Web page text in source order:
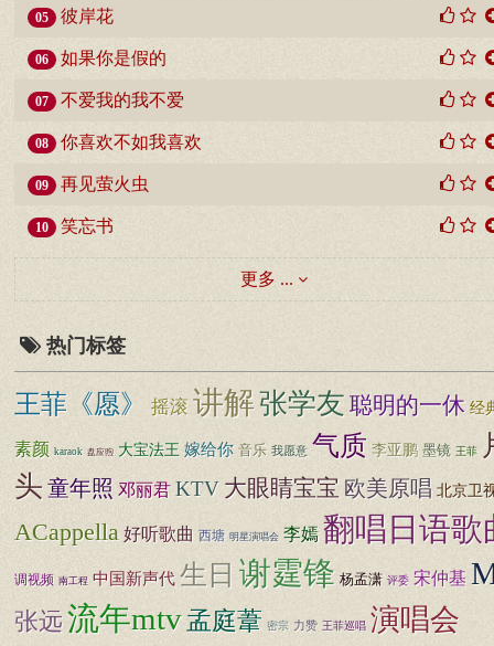
05 彼岸花
06 如果你是假的
07 不爱我的我不爱
08 你喜欢不如我喜欢
09 再见萤火虫
10 笑忘书
更多 ...
热门标签
王菲《愿》 摇滚 讲解张学友聪明的一休 经
素颜 karaok 盘应煦 大宝法王 嫁给你 音乐 我愿意 气质 李亚鹏 墨镜 王菲
头童年照 邓丽君 KTV 大眼睛宝宝 欧美原唱 北京卫
ACappella 好听歌曲 西塘 明星演唱会 李嫣 翻唱日语歌
调视频 南工程 中国新声代 生日 谢霆锋 杨孟潇 评委 宋仲基
张远流年mtv孟庭葦 密宗 力赞 王菲巡唱 演唱会